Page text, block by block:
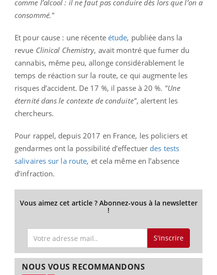
comme l’alcool : il ne faut pas conduire dès lors que l’on a
consommé."
Et pour cause : une récente étude, publiée dans la
revue Clinical Chemistry, avait montré que fumer du
cannabis, même peu, allonge considérablement le
temps de réaction sur la route, ce qui augmente les
risques d’accident. De 17 %, il passe à 20 %. "Une
éternité dans le contexte de conduite", alertent les
chercheurs.
Pour rappel, depuis 2017 en France, les policiers et
gendarmes ont la possibilité d’effectuer des tests
salivaires sur la route, et cela même en l’absence
d’infraction.
Vous aimez cet article ? Abonnez-vous à la newsletter
!
S'inscrire
NOUS VOUS RECOMMANDONS